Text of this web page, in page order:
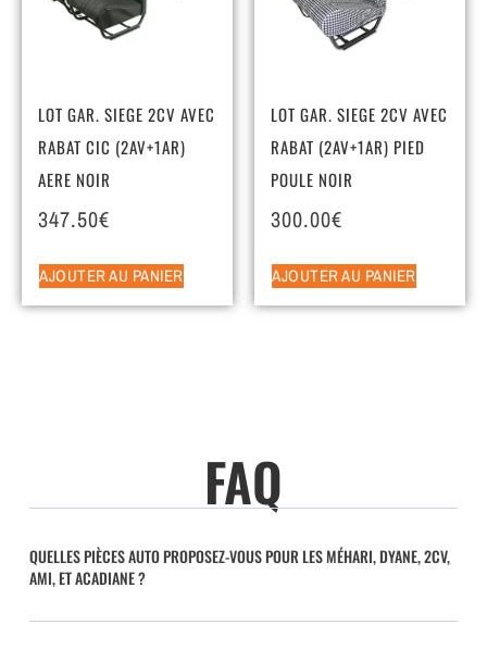
LOT GAR. SIEGE 2CV AVEC
RABAT CIC (2AV+1AR)
AERE NOIR
347.50€
AJOUTER AU PANIER
LOT GAR. SIEGE 2CV AVEC
RABAT (2AV+1AR) PIED
POULE NOIR
300.00€
AJOUTER AU PANIER
FAQ
QUELLES PIÈCES AUTO PROPOSEZ-VOUS POUR LES MÉHARI, DYANE, 2CV,
AMI, ET ACADIANE ?